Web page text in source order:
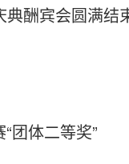
酬宾会圆满结
团体二等奖”